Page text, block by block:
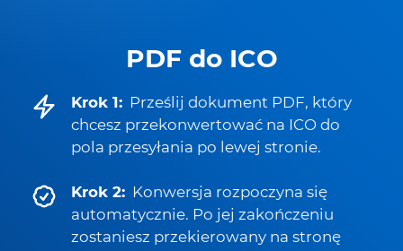
PDF do ICO
Krok 1: Prześlij dokument PDF, który
chcesz przekonwertować na ICO do
pola przesyłania po lewej stronie.
Krok 2: Konwersja rozpoczyna się
automatycznie. Po jej zakończeniu
zostaniesz przekierowany na stronę